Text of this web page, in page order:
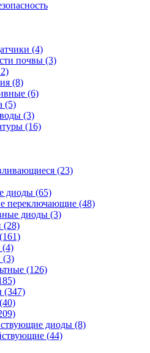
(4)
почвы (3)
(8)
(6)
(5)
(3)
(16)
(23)
диоды (65)
переключающие (48)
диоды (3)
(28)
(4)
(3)
(126)
(347)
диоды (8)
(44)